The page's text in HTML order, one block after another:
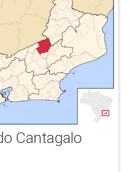
Cantagalo